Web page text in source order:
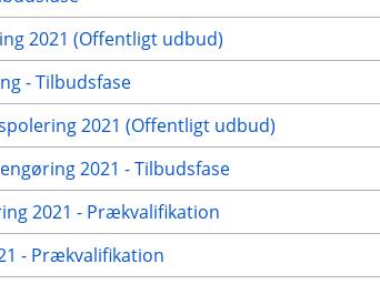
2021 (Offentligt udbud)
- Tilbudsfase
2021 (Offentligt udbud)
2021 - Tilbudsfase
2021 - Prækvalifikation
- Prækvalifikation